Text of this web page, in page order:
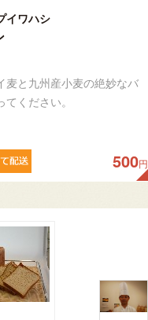
イワハシ
麦と九州産小麦の絶妙なバ
ください。
500円